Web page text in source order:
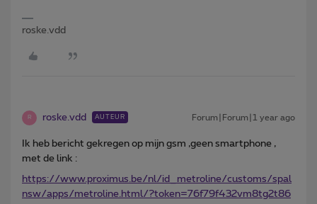
roske.vdd
R roske.vdd AUTEUR Forum|Forum|1 year ago
Ik heb bericht gekregen op mijn gsm ,geen smartphone ,
met de link :
https://www.proximus.be/nl/id_metroline/customs/spal
nsw/apps/metroline.html/?token=76f79f432vm8tg2t86